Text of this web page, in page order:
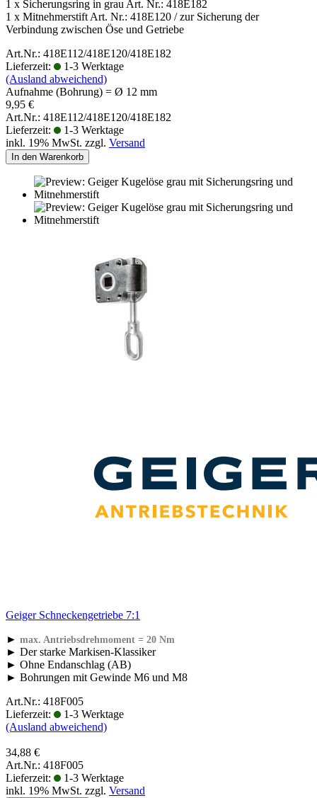
1 x Sicherungsring in grau Art. Nr.: 418E182
1 x Mitnehmerstift Art. Nr.: 418E120 / zur Sicherung der
Verbindung zwischen Öse und Getriebe
Art.Nr.: 418E112/418E120/418E182
Lieferzeit:
1-3 Werktage
(Ausland abweichend)
Aufnahme (Bohrung) = Ø 12 mm
9,95 €
Art.Nr.: 418E112/418E120/418E182
Lieferzeit:
1-3 Werktage
inkl. 19% MwSt. zzgl. Versand
In den Warenkorb
Geiger Schneckengetriebe 7:1
► max. Antriebsdrehmoment = 20 Nm
► Der starke Markisen-Klassiker
► Ohne Endanschlag (AB)
► Bohrungen mit Gewinde M6 und M8
Art.Nr.: 418F005
Lieferzeit:
1-3 Werktage
(Ausland abweichend)
34,88 €
Art.Nr.: 418F005
Lieferzeit:
1-3 Werktage
inkl. 19% MwSt. zzgl. Versand